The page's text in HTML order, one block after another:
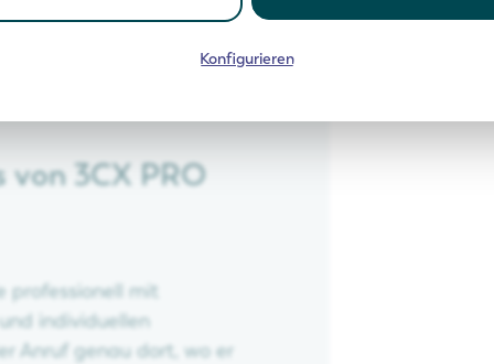
3CX PRO
professionell mit
individuellen
Anruf genau dort, wo er
Konfigurieren